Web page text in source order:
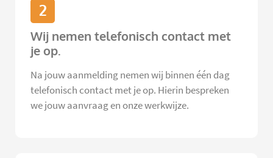
2
Wij nemen telefonisch contact met
je op.
Na jouw aanmelding nemen wij binnen één dag
telefonisch contact met je op. Hierin bespreken
we jouw aanvraag en onze werkwijze.